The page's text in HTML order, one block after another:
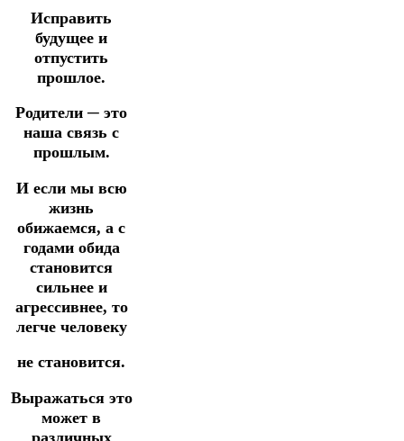
Исправить
будущее и
отпустить
прошлое.
Родители ─ это
наша связь с
прошлым.
И если мы всю
жизнь
обижаемся, а с
годами обида
становится
сильнее и
агрессивнее, то
легче человеку
не становится.
Выражаться это
может в